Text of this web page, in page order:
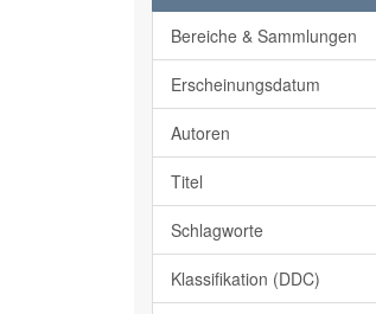
Bereiche & Sammlungen
Erscheinungsdatum
Autoren
Titel
Schlagworte
Klassifikation (DDC)